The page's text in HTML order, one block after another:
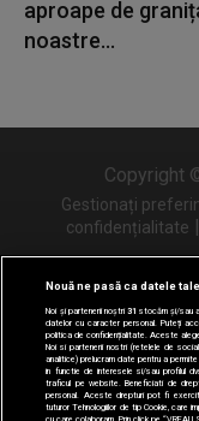
aproape de
noastre...
Copyright
Gestionați
confidențialitate
Nouă ne pasă ca datele
Noi și partenerii noștri31 stocăm și/sau
datelor cu caracter personal. Puteți
politica de confidențialitate. Aceste
Noi si partenerii nostri (retelele de
analitice) prelucram date pentru a
in functie de interesele si/sau profilul
traficul pe website. Beneficiati de
personal. Aceste drepturi pot fi
tuturor Tehnologiilor de tip Cookie, care